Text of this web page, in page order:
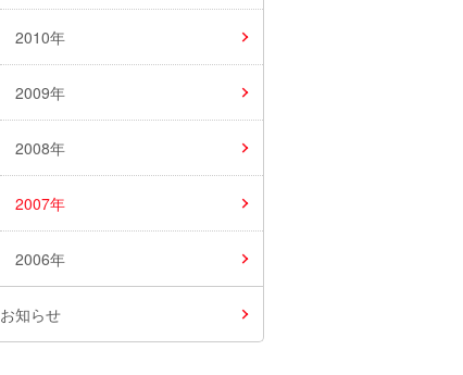
2010年
2009年
2008年
2007年
2006年
お知らせ